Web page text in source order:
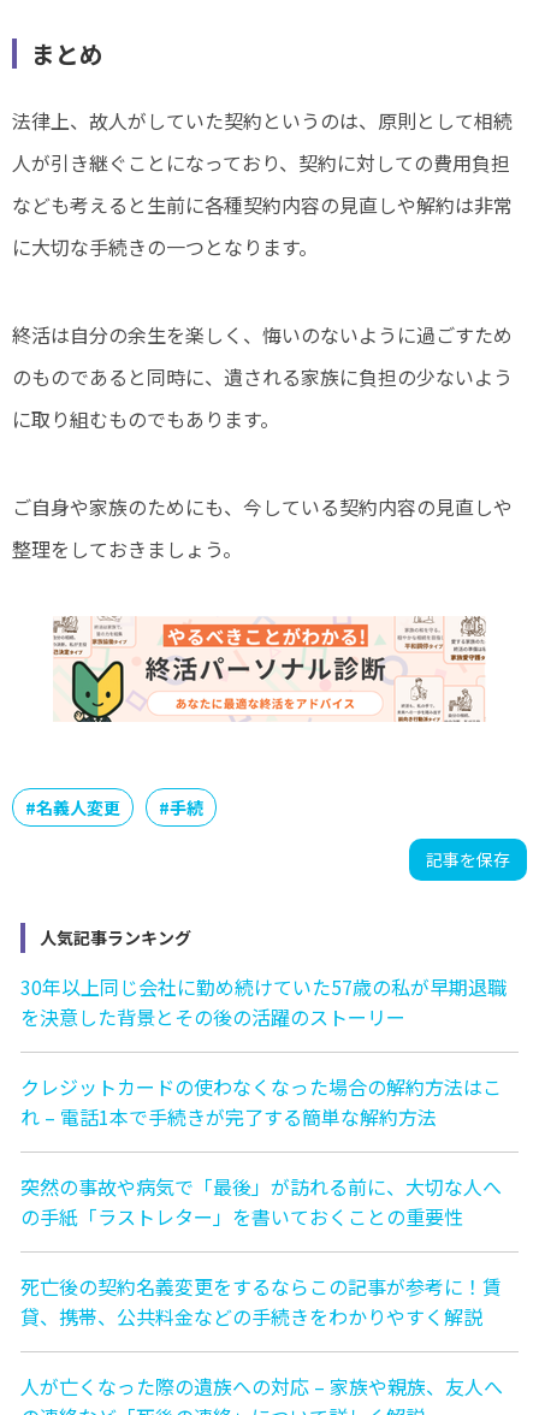
まとめ
法律上、故人がしていた契約というのは、原則として相続
人が引き継ぐことになっており、契約に対しての費用負担
なども考えると生前に各種契約内容の見直しや解約は非常
に大切な手続きの一つとなります。
終活は自分の余生を楽しく、悔いのないように過ごすため
のものであると同時に、遺される家族に負担の少ないよう
に取り組むものでもあります。
ご自身や家族のためにも、今している契約内容の見直しや
整理をしておきましょう。
#名義人変更 #手続
記事を保存
人気記事ランキング
30年以上同じ会社に勤め続けていた57歳の私が早期退職
を決意した背景とその後の活躍のストーリー
クレジットカードの使わなくなった場合の解約方法はこ
れ – 電話1本で手続きが完了する簡単な解約方法
突然の事故や病気で「最後」が訪れる前に、大切な人へ
の手紙「ラストレター」を書いておくことの重要性
死亡後の契約名義変更をするならこの記事が参考に！賃
貸、携帯、公共料金などの手続きをわかりやすく解説
人が亡くなった際の遺族への対応 – 家族や親族、友人へ